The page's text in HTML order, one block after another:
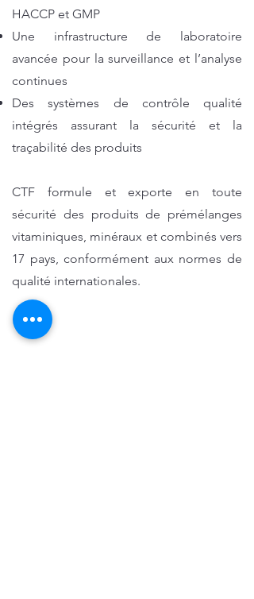
HACCP et GMP
Une infrastructure de laboratoire
avancée pour la surveillance et l’analyse
continues
Des systèmes de contrôle qualité
intégrés assurant la sécurité et la
traçabilité des produits
CTF formule et exporte en toute
sécurité des produits de prémélanges
vitaminiques, minéraux et combinés vers
17 pays, conformément aux normes de
qualité internationales.